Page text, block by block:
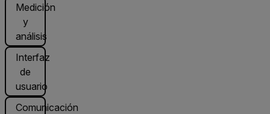
Medición
y
análisis
Interfaz
de
usuario
Comunicación